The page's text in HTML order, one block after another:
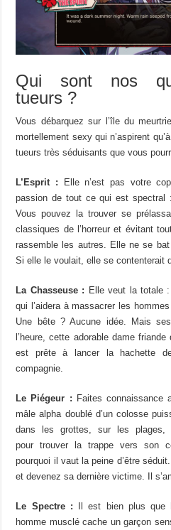
Qui sont nos
tueurs ?
Vous débarquez sur l’île du
mortellement sexy qui n’aspirent
tueurs très séduisants que vous
L’Esprit : Elle n’est pas votre
passion de tout ce qui est spectral
Vous pouvez la trouver se
classiques de l’horreur et évitant
rassemble les autres. Elle ne se
Si elle le voulait, elle se contenterait
La Chasseuse : Elle veut la totale :
qui l’aidera à massacrer les
Une bête ? Aucune idée. Mais
l’heure, cette adorable dame
est prête à lancer la hachette
compagnie.
Le Piégeur : Faites connaissance
mâle alpha doublé d’un colosse
dans les grottes, sur les
pour trouver la trappe vers son
pourquoi il vaut la peine d’être
et devenez sa dernière victime. Il
Le Spectre : Il est bien plus que
homme musclé cache un garçon